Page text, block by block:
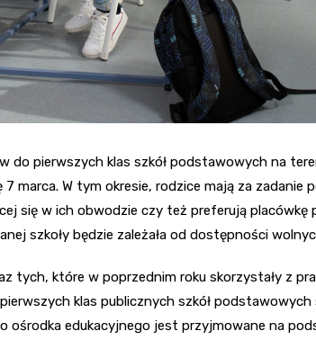
do pierwszych klas szkół podstawowych na
marca. W tym okresie, rodzice mają za zadanie
się w ich obwodzie czy też preferują placówkę
szkoły będzie zależała od dostępności
tych, które w poprzednim roku skorzystały z
klas publicznych szkół podstawowych
ośrodka edukacyjnego jest przyjmowane na